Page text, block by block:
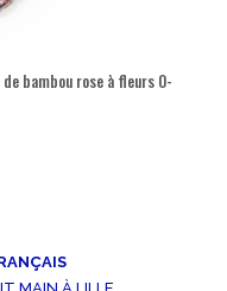
bambou rose à fleurs 0-